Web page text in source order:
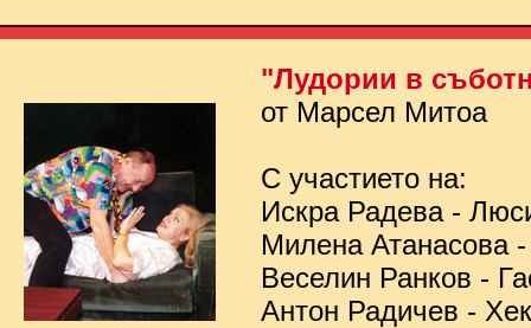
"Лудории в
от Марсел Митоа
С участието на:
Искра Радева -
Милена Атанасова
Веселин Ранков -
Антон Радичев -